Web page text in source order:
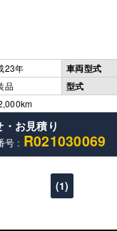
23年 車両型式
品 型式
お見積り
号 : R021030069
(1)